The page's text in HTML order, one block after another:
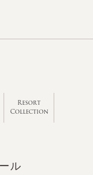
Resort
Collection
ル